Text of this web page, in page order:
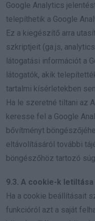
Google Analytics
telepíthetik a Google
Ez a kiegészítő arra
szkriptjeit (ga.js,
látogatási információt a
látogatók, akik
tartalmi kísérletekben
Ha le szeretné tiltani az
keresse fel a Google
bővítményt
eltávolításáról további
böngészőhöz tartozó
9.3. A cookie-k letiltása
Ha a cookie beállításait
funkcióról azt a saját